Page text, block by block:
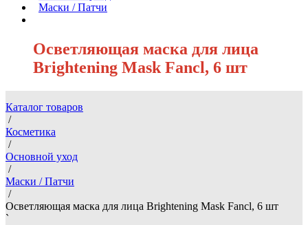
Маски / Патчи
Осветляющая маска для лица
Brightening Mask Fancl, 6 шт
Каталог товаров
/
Косметика
/
Основной уход
/
Маски / Патчи
/
Осветляющая маска для лица Brightening Mask Fancl, 6 шт
`